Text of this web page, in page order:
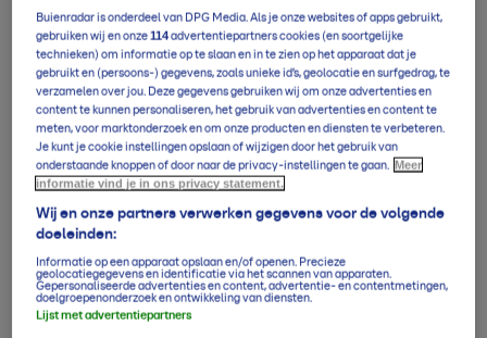
Verwachting overzicht
5-daagse per uur
14-daagse verwachting
Klimaatgemiddelden
Buienradar is onderdeel van DPG Media. Als je onze websites of apps gebruikt,
gebruiken wij en onze114advertentiepartners cookies (en soortgelijke
technieken) om informatie op te slaan en in te zien op het apparaat dat je
gebruikt en (persoons-) gegevens, zoals unieke id’s, geolocatie en surfgedrag, te
verzamelen over jou. Deze gegevens gebruiken wij om onze advertenties en
content te kunnen personaliseren, het gebruik van advertenties en content te
meten, voor marktonderzoek en om onze producten en diensten te verbeteren.
Je kunt je cookie instellingen opslaan of wijzigen door het gebruik van
onderstaande knoppen of door naar de privacy-instellingen te gaan. Meer
informatie vind je in ons privacy statement.
Wij en onze partners verwerken gegevens voor de volgende
doeleinden:
Informatie op een apparaat opslaan en/of openen. Precieze
geolocatiegegevens en identificatie via het scannen van apparaten.
Gepersonaliseerde advertenties en content, advertentie- en contentmetingen,
doelgroepenonderzoek en ontwikkeling van diensten.
Lijst met advertentiepartners